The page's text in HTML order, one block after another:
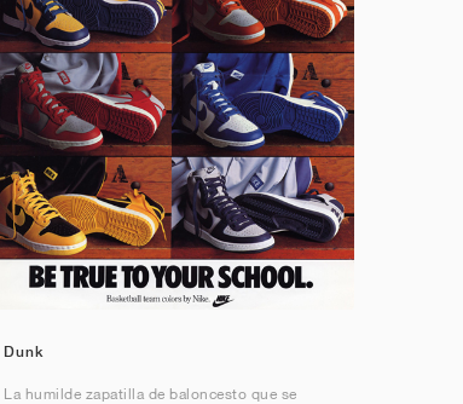
Dunk
La humilde zapatilla de baloncesto que se